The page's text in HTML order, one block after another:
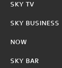
SKY TV
SKY BUSINESS
NOW
SKY BAR